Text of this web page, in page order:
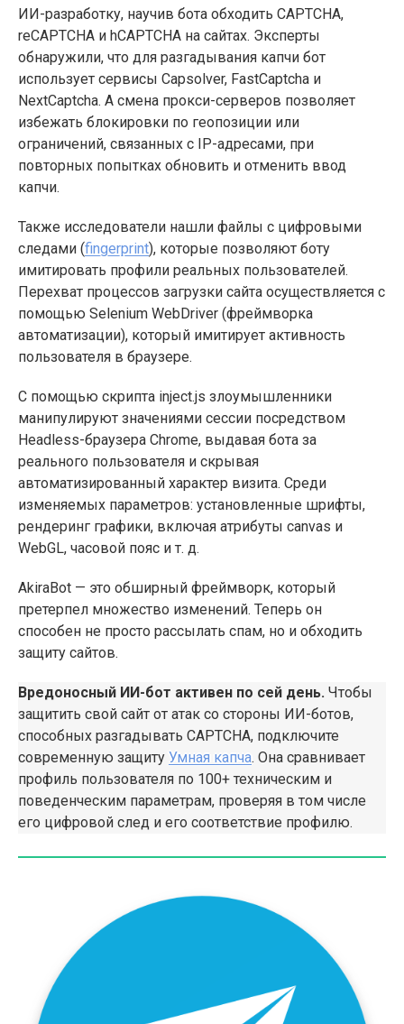
ИИ-разработку, научив бота обходить CAPTCHA,
reCAPTCHA и hCAPTCHA на сайтах. Эксперты
обнаружили, что для разгадывания капчи бот
использует сервисы Capsolver, FastCaptcha и
NextCaptcha. А смена прокси-серверов позволяет
избежать блокировки по геопозиции или
ограничений, связанных с IP-адресами, при
повторных попытках обновить и отменить ввод
капчи.
Также исследователи нашли файлы с цифровыми
следами (fingerprint), которые позволяют боту
имитировать профили реальных пользователей.
Перехват процессов загрузки сайта осуществляется с
помощью Selenium WebDriver (фреймворка
автоматизации), который имитирует активность
пользователя в браузере.
С помощью скрипта inject.js злоумышленники
манипулируют значениями сессии посредством
Headless-браузера Chrome, выдавая бота за
реального пользователя и скрывая
автоматизированный характер визита. Среди
изменяемых параметров: установленные шрифты,
рендеринг графики, включая атрибуты canvas и
WebGL, часовой пояс и т. д.
AkiraBot — это обширный фреймворк, который
претерпел множество изменений. Теперь он
способен не просто рассылать спам, но и обходить
защиту сайтов.
Вредоносный ИИ-бот активен по сей день. Чтобы
защитить свой сайт от атак со стороны ИИ-ботов,
способных разгадывать CAPTCHA, подключите
современную защиту Умная капча. Она сравнивает
профиль пользователя по 100+ техническим и
поведенческим параметрам, проверяя в том числе
его цифровой след и его соответствие профилю.